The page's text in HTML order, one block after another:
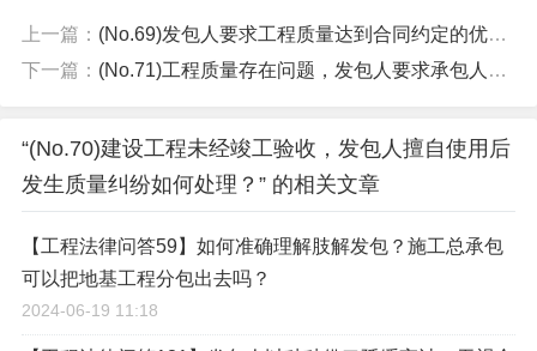
上一篇： (No.69)发包人要求工程质量达到合同约定的优良标准是否有依据？
下一篇： (No.71)工程质量存在问题，发包人要求承包人拆除重做，承包人要求自己修复，如何处理？
“(No.70)建设工程未经竣工验收，发包人擅自使用后
发生质量纠纷如何处理？” 的相关文章
【工程法律问答59】如何准确理解肢解发包？施工总承包
可以把地基工程分包出去吗？
2024-06-19 11:18